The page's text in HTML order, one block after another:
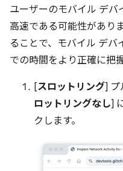
ユーザーのモバイル デバ
高速である可能性があり
ることで、モバイル デバ
での時間をより正確に把
[スロットリング] プ
ロットリングなし]
クします。